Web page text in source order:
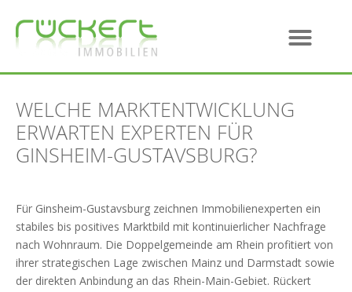
WELCHE MARKTENTWICKLUNG
ERWARTEN EXPERTEN FÜR
GINSHEIM-GUSTAVSBURG?
Für Ginsheim-Gustavsburg zeichnen Immobilienexperten ein
stabiles bis positives Marktbild mit kontinuierlicher Nachfrage
nach Wohnraum. Die Doppelgemeinde am Rhein profitiert von
ihrer strategischen Lage zwischen Mainz und Darmstadt sowie
der direkten Anbindung an das Rhein-Main-Gebiet. Rückert